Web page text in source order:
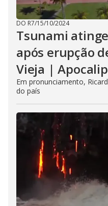
DO R7/15/10/2024
Tsunami
após erupção
Vieja |
Em pronunciamento,
do país